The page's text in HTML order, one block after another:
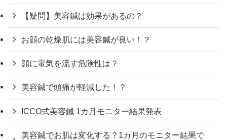
【疑問】美容鍼は効果があるの？
お顔の乾燥肌には美容鍼が良い！？
顔に電気を流す危険性は？
美容鍼で頭痛が軽減した！？
ICCO式美容鍼 1カ月モニター結果発表
美容鍼でお肌は変化する？1カ月のモニター結果で